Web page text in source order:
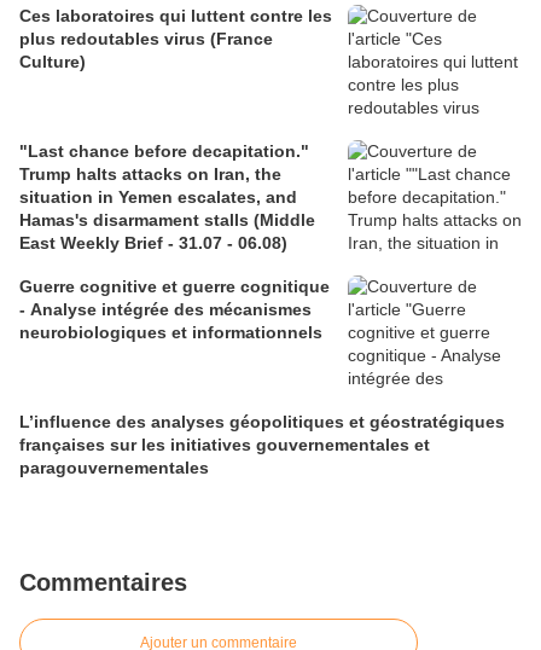
Ces laboratoires qui luttent contre les
plus redoutables virus (France
Culture)
"Last chance before decapitation."
Trump halts attacks on Iran, the
situation in Yemen escalates, and
Hamas's disarmament stalls (Middle
East Weekly Brief - 31.07 - 06.08)
Guerre cognitive et guerre cognitique
- Analyse intégrée des mécanismes
neurobiologiques et informationnels
L’influence des analyses géopolitiques et géostratégiques
françaises sur les initiatives gouvernementales et
paragouvernementales
Commentaires
Ajouter un commentaire